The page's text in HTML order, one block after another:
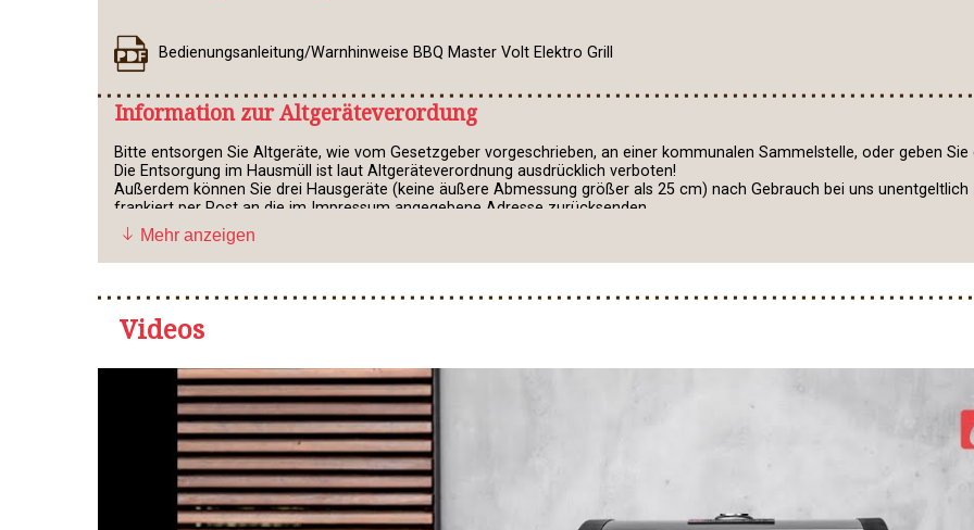
Bedienungsanleitung/Warnhinweise BBQ Master Volt Elektro Grill
Information zur Altgeräteverordung
Bitte entsorgen Sie Altgeräte, wie vom Gesetzgeber vorgeschrieben, an einer kommunalen Sammelstelle, oder geben
Die Entsorgung im Hausmüll ist laut Altgeräteverordnung ausdrücklich verboten!
Außerdem können Sie drei Hausgeräte (keine äußere Abmessung größer als 25 cm) nach Gebrauch bei uns
frankiert per Post an die im Impressum angegebene Adresse zurücksenden.
Altgeräte, die Schadstoffe enthalten, sind mit dem Symbol einer durchgekreuzten Mülltonne gekennzeichnet. Sie finden
Begleitpapieren der Warensendung oder in der Bedienungsanleitung.
Mehr anzeigen
Videos